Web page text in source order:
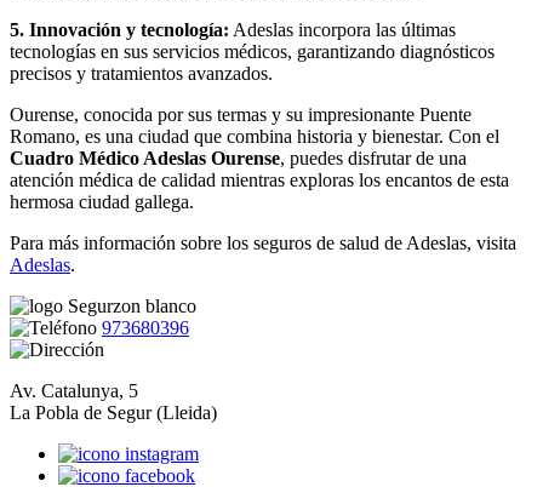
5. Innovación y tecnología: Adeslas incorpora las últimas
tecnologías en sus servicios médicos, garantizando diagnósticos
precisos y tratamientos avanzados.
Ourense, conocida por sus termas y su impresionante Puente
Romano, es una ciudad que combina historia y bienestar. Con el
Cuadro Médico Adeslas Ourense, puedes disfrutar de una
atención médica de calidad mientras exploras los encantos de esta
hermosa ciudad gallega.
Para más información sobre los seguros de salud de Adeslas, visita
Adeslas.
973680396
Av. Catalunya, 5
La Pobla de Segur (Lleida)